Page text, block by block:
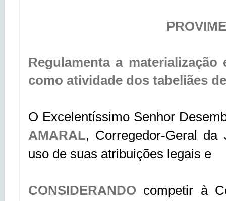
Regulamenta a
como atividade dos tabeliães
O Excelentíssimo Senhor
AMARAL, Corregedor-Geral
uso de suas atribuições legais e
CONSIDERANDO competir à